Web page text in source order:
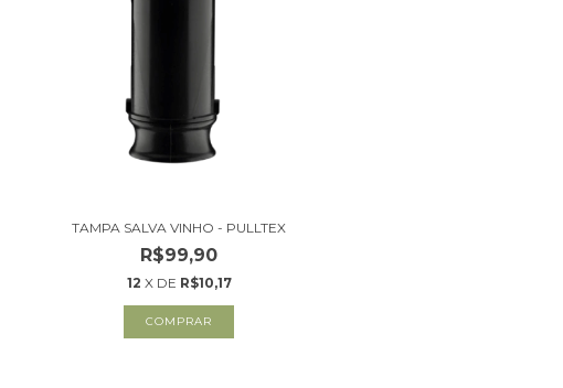
TAMPA SALVA VINHO - PULLTEX
R$99,90
12 X DE R$10,17